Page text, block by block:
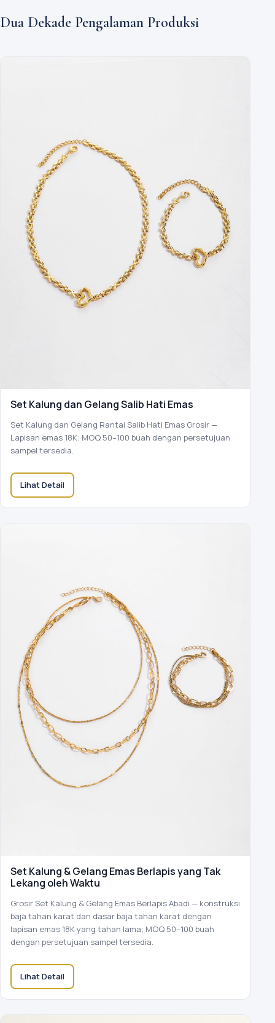
Dua Dekade Pengalaman Produksi
Set Kalung dan Gelang Salib Hati Emas
Set Kalung dan Gelang Rantai Salib Hati Emas Grosir —
Lapisan emas 18K; MOQ 50–100 buah dengan persetujuan
sampel tersedia.
Lihat Detail
Set Kalung & Gelang Emas Berlapis yang Tak
Lekang oleh Waktu
Grosir Set Kalung & Gelang Emas Berlapis Abadi — konstruksi
baja tahan karat dan dasar baja tahan karat dengan
lapisan emas 18K yang tahan lama; MOQ 50–100 buah
dengan persetujuan sampel tersedia.
Lihat Detail